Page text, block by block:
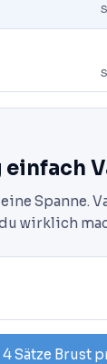
einfach
Spanne.
wirklich
Sätze Brust